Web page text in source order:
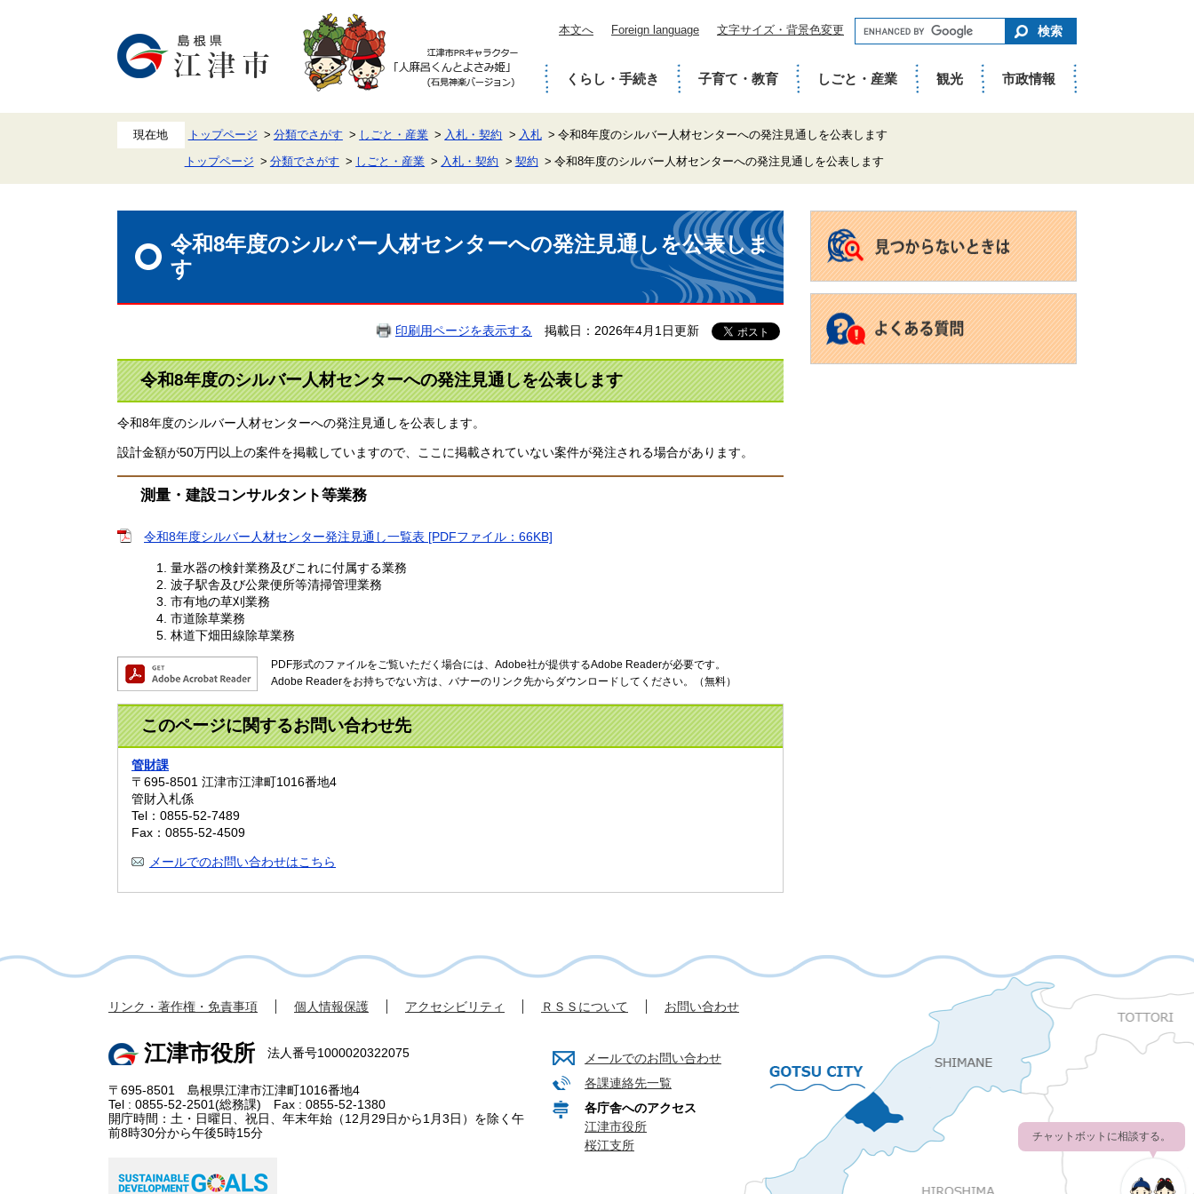
本文へ Foreign language 文字サイズ・背景色変更
ー
ワ
ド
で
が
くらし・手続き 子育て・教育 しごと・産業 観光 市政情報
トップページ 分類でさがす しごと・産業 入札・契約 入札 令和8年度のシルバー人材センターへの発注見通しを公表します
トップページ 分類でさがす しごと・産業 入札・契約 契約 令和8年度のシルバー人材センターへの発注見通しを公表します
令和8年度のシルバー人材センターへの発注見通しを公表しま
す
印刷用ページを表示する 掲載日：2026年4月1日更新
令和8年度のシルバー人材センターへの発注見通しを公表します
令和8年度のシルバー人材センターへの発注見通しを公表します。
設計金額が50万円以上の案件を掲載していますので、ここに掲載されていない案件が発注される場合があります。
測量・建設コンサルタント等業務
令和8年度シルバー人材センター発注見通し一覧表 [PDFファイル：66KB]
量水器の検針業務及びこれに付属する業務
波子駅舎及び公衆便所等清掃管理業務
​市有地の草刈業務
市道除草業務
林道下畑田線除草業務
PDF形式のファイルをご覧いただく場合には、Adobe社が提供するAdobe Readerが必要です。
Adobe Readerをお持ちでない方は、バナーのリンク先からダウンロードしてください。（無料）
このページに関するお問い合わせ先
管財課
〒695-8501 江津市江津町1016番地4
管財入札係
Tel：0855-52-7489
Fax：0855-52-4509
メールでのお問い合わせはこちら
リンク・著作権・免責事項 個人情報保護 アクセシビリティ ＲＳＳについて お問い合わせ
江津市役所 法人番号1000020322075
〒695-8501 島根県江津市江津町1016番地4
Tel : 0855-52-2501(総務課) Fax : 0855-52-1380
開庁時間：土・日曜日、祝日、年末年始（12月29日から1月3日）を除く午
前8時30分から午後5時15分
メールでのお問い合わせ
各課連絡先一覧
各庁舎へのアクセス
江津市役所
桜江支所
チャットボットに相談する。